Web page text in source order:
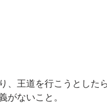
、王道を行こうとした
がないこと。